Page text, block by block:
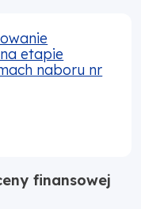
etapie
naboru nr
finansowej